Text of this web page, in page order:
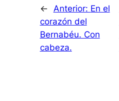
← Anterior: En el
corazón del
Bernabéu. Con
cabeza.